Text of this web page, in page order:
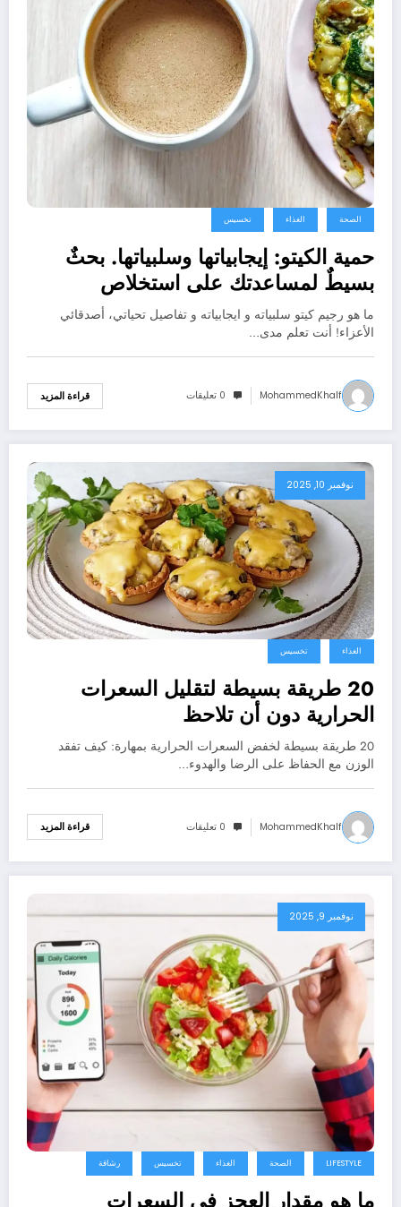
الصحة الغذاء تخسيس
حمية الكيتو: إيجابياتها وسلبياتها. بحثٌ
بسيطٌ لمساعدتك على استخلاص
الاستنتاج الصحيح
ما هو رجيم كيتو سلبياته و ايجابياته و تفاصيل تحياتي، أصدقائي
الأعزاء! أنت تعلم مدى…
MohammedKhalf 0 تعليقات قراءة المزيد
نوفمبر 10, 2025
الغذاء تخسيس
20 طريقة بسيطة لتقليل السعرات
الحرارية دون أن تلاحظ
20 طريقة بسيطة لخفض السعرات الحرارية بمهارة: كيف تفقد
الوزن مع الحفاظ على الرضا والهدوء…
MohammedKhalf 0 تعليقات قراءة المزيد
نوفمبر 9, 2025
LIFESTYLE الصحة الغذاء تخسيس رشاقة
ما هو مقدار العجز في السعرات